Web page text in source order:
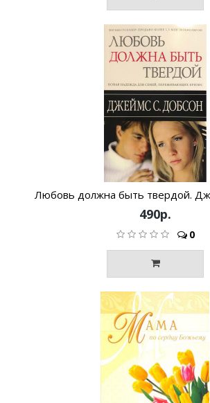
Любовь должна быть твердой.
490р.
0